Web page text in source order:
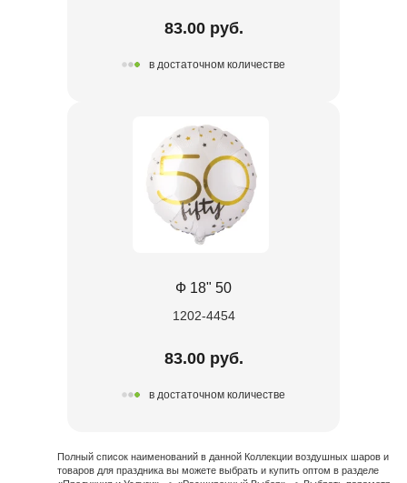
83.00 руб.
в достаточном количестве
Ф 18" 50
1202-4454
83.00 руб.
в достаточном количестве
Полный список наименований в данной Коллекции воздушных шаров и
товаров для праздника вы можете выбрать и купить оптом в разделе